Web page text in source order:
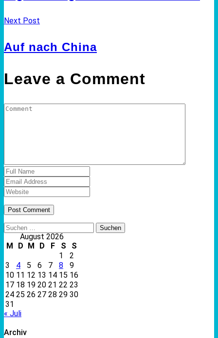
Next Post
Auf nach China
Leave a Comment
Suchen
nach:August 2026
M
D M D F S
S
1
2
3
4 5 6 7 8
9
10 11 12 13 14 15 16
17 18 19 20 21 22 23
24 25 26 27 28 29 30
31
« Juli
Archiv